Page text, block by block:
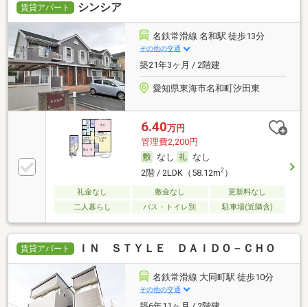
賃貸アパート シンシア
名鉄常滑線 名和駅 徒歩13分
その他の交通
築21年3ヶ月 / 2階建
愛知県東海市名和町汐田東
6.40万円
管理費2,200円
なし
なし
2階 / 2LDK（58.12m2）
礼金なし 敷金なし
更新料なし
二人暮らし
バス・トイレ別 駐車場(近隣含)
賃貸アパート ＩＮ ＳＴＹＬＥ ＤＡＩＤＯ－ＣＨＯ
名鉄常滑線 大同町駅 徒歩10分
その他の交通